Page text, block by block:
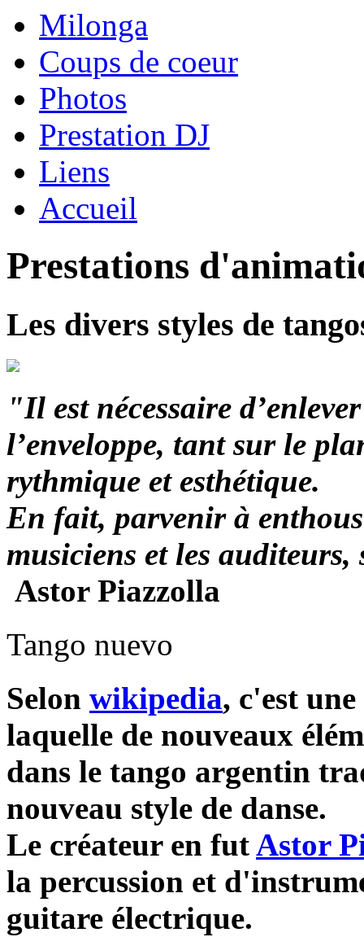
Milonga
Coups de coeur
Photos
Prestation DJ
Liens
Accueil
Prestations
Les divers styles de
"Il est nécessaire
l’enveloppe, tant sur le
rythmique et esthétique.
En fait, parvenir à
musiciens et les auditeurs,
Astor Piazzolla
Tango nuevo
Selon wikipedia, c'est
laquelle de nouveaux
dans le tango argentin
nouveau style de danse.
Le créateur en futAstor
la percussion et
guitare électrique.